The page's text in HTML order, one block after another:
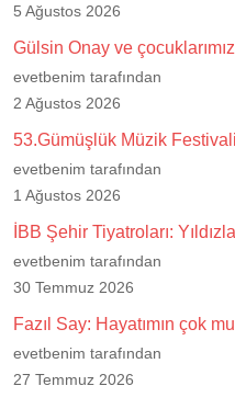
5 Ağustos 2026
Gülsin Onay ve
evetbenim tarafından
2 Ağustos 2026
53.Gümüşlük Müzik
evetbenim tarafından
1 Ağustos 2026
İBB Şehir Tiyatroları:
evetbenim tarafından
30 Temmuz 2026
Fazıl Say: Hayatımın çok
evetbenim tarafından
27 Temmuz 2026